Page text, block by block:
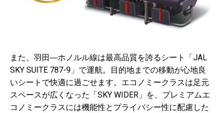
また、羽田―ホノルル線は最高品質を誇るシート「JAL
SKY SUITE 787-9」で運航。目的地までの移動が心地良
いシートで快適に過ごせます。エコノミークラスは足元
スペースが広くなった「SKY WIDER」を、プレミアムエ
コノミークラスには機能性とプライバシー性に配慮した